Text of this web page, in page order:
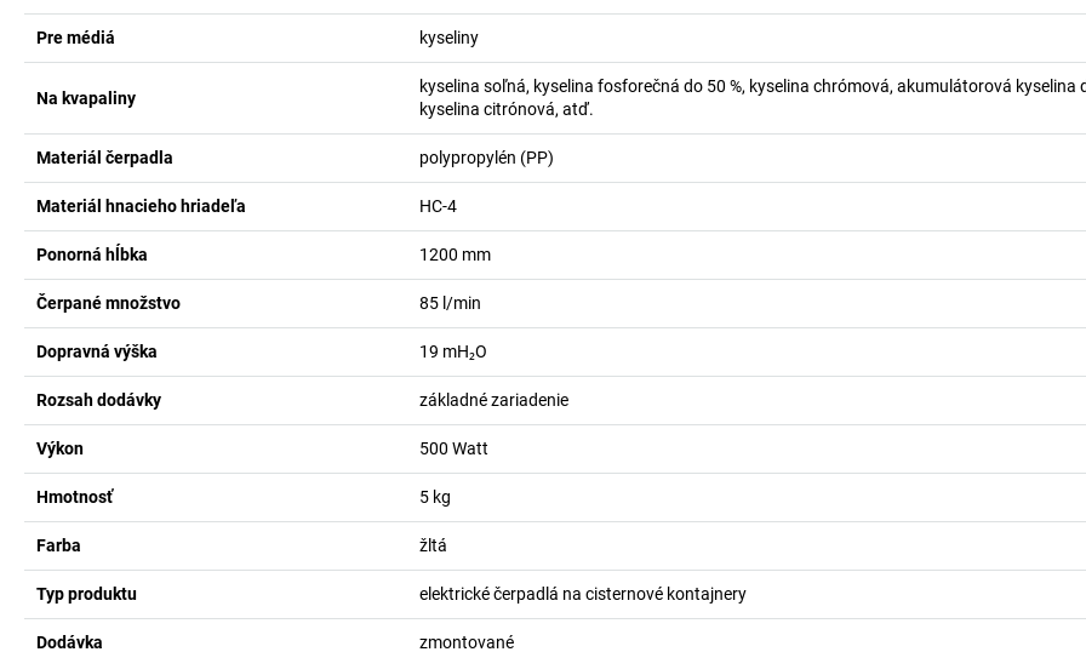
Pre médiá kyseliny
Na kvapaliny
kyselina soľná, kyselina fosforečná do 50 %, kyselina chrómová, akumulátorová kyselina
kyselina citrónová, atď.
Materiál čerpadla polypropylén (PP)
Materiál hnacieho hriadeľa HC-4
Ponorná hĺbka 1200 mm
Čerpané množstvo 85 l/min
Dopravná výška 19 mH₂O
Rozsah dodávky základné zariadenie
Výkon 500 Watt
Hmotnosť 5 kg
Farba žltá
Typ produktu elektrické čerpadlá na cisternové kontajnery
Dodávka zmontované